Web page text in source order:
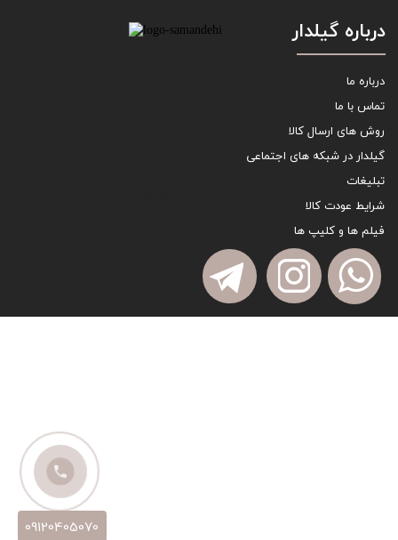
درباره گیلدار
درباره ما
تماس با ما
روش های ارسال کالا
گیلدار در شبکه های اجتماعی
تبلیغات
شرایط عودت کالا
فیلم ها و کلیپ ها
09120405070